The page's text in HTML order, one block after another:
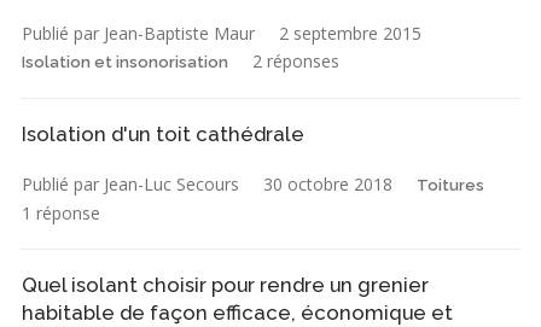
Publié par Jean-Baptiste Maur 2 septembre 2015
Isolation et insonorisation 2 réponses
Isolation d'un toit cathédrale
Publié par Jean-Luc Secours 30 octobre 2018 Toitures
1 réponse
Quel isolant choisir pour rendre un grenier
habitable de façon efficace, économique et